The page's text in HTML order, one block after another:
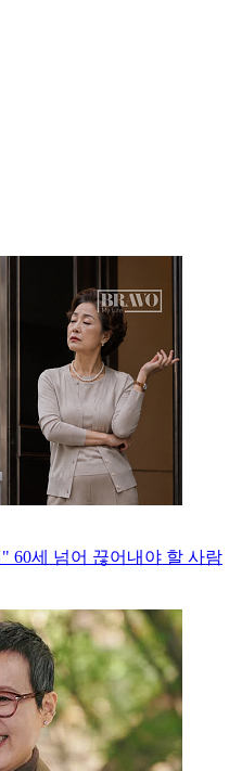
60세 넘어 끊어내야 할 사람